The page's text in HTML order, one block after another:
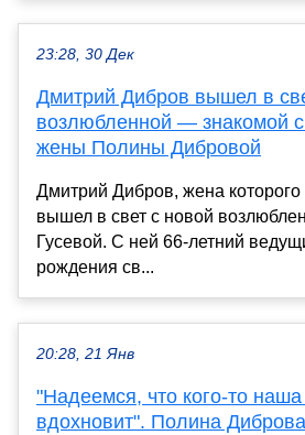
23:28, 30 Дек
Дмитрий Дибров вышел в
возлюбленной — знакомой
жены Полины Дибровой
Дмитрий Дибров, жена которого
вышел в свет с новой
Гусевой. С ней 66-летний
рождения св...
20:28, 21 Янв
"Надеемся, что кого-то наша
вдохновит". Полина